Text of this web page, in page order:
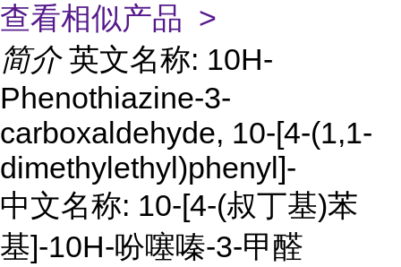
查看相似产品 >
简介 英文名称: 10H-
Phenothiazine-3-
carboxaldehyde, 10-[4-(1,1-
dimethylethyl)phenyl]-
中文名称: 10-[4-(叔丁基)苯
基]-10H-吩噻嗪-3-甲醛